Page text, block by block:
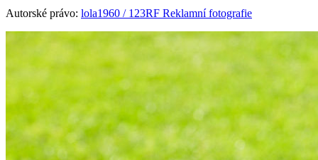
Autorské právo: lola1960 / 123RF Reklamní fotografie